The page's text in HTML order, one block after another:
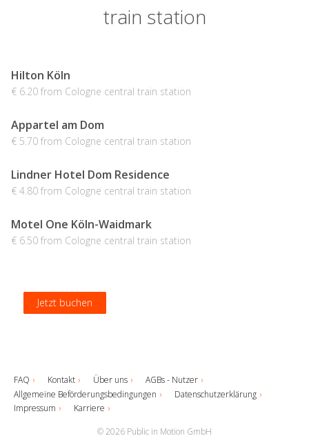
train station
Hilton Köln
€ 6.20 from Cologne central train station
Jetzt buchen
Appartel am Dom
€ 5.70 from Cologne central train station
Jetzt buchen
Lindner Hotel Dom Residence
€ 4.80 from Cologne central train station
Jetzt buchen
Motel One Köln-Waidmark
€ 6.50 from Cologne central train station
Jetzt buchen
FAQ Kontakt Über uns
AGBs - Nutzer
Allgemeine Beförderungsbedingungen
Datenschutzerklärung
Impressum
Karriere
© 2026 Public in Motion GmbH